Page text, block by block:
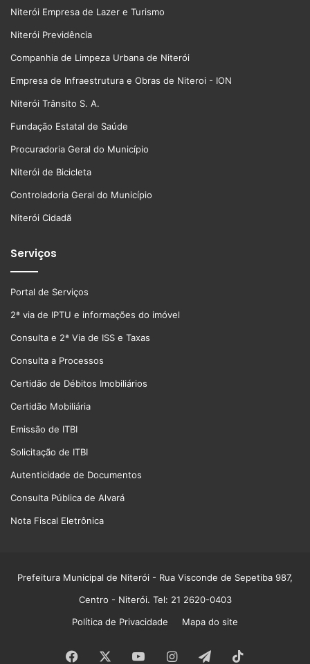
Niterói Empresa de Lazer e Turismo
Niterói Previdência
Companhia de Limpeza Urbana de Niterói
Empresa de Infraestrutura e Obras de Niteroi - ION
Niterói Trânsito S. A.
Fundação Estatal de Saúde
Procuradoria Geral do Município
Niterói de Bicicleta
Controladoria Geral do Município
Niterói Cidadã
Serviços
Portal de Serviços
2ª via de IPTU e informações do imóvel
Consulta e 2ª Via de ISS e Taxas
Consulta a Processos
Certidão de Débitos Imobiliários
Certidão Mobiliária
Emissão de ITBI
Solicitação de ITBI
Autenticidade de Documentos
Consulta Pública de Alvará
Nota Fiscal Eletrônica
Prefeitura Municipal de Niterói - Rua Visconde de Sepetiba 987,
Centro - Niterói. Tel: 21 2620-0403
Política de Privacidade
Mapa do site
Facebook YouTubeInstagramTelegram